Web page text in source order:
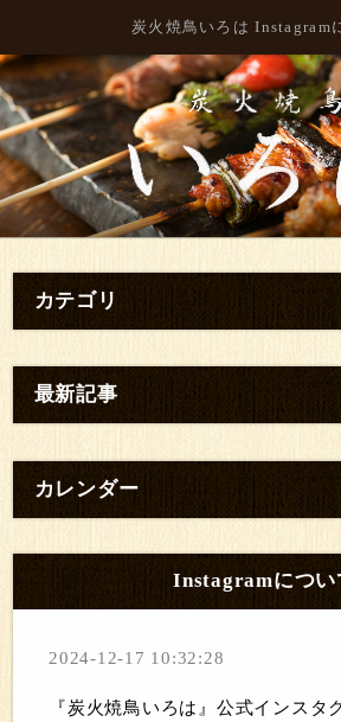
炭火焼鳥いろは Instagram
カテゴリ
最新記事
カレンダー
Instagramについ
2024-12-17 10:32:28
『炭火焼鳥いろは』公式インスタ